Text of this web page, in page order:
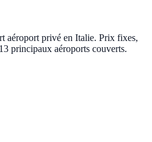
aéroport privé en Italie. Prix fixes,
principaux aéroports couverts.